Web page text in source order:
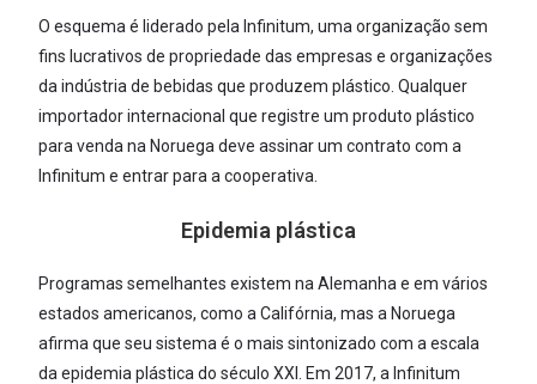
O esquema é liderado pela Infinitum, uma organização sem
fins lucrativos de propriedade das empresas e organizações
da indústria de bebidas que produzem plástico. Qualquer
importador internacional que registre um produto plástico
para venda na Noruega deve assinar um contrato com a
Infinitum e entrar para a cooperativa.
Epidemia plástica
Programas semelhantes existem na Alemanha e em vários
estados americanos, como a Califórnia, mas a Noruega
afirma que seu sistema é o mais sintonizado com a escala
da epidemia plástica do século XXI. Em 2017, a Infinitum